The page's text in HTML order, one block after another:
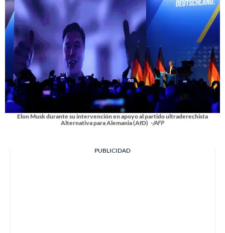
Elon Musk durante su intervención en apoyo al partido ultraderechista
Alternativa para Alemania (AfD) -/AFP
PUBLICIDAD